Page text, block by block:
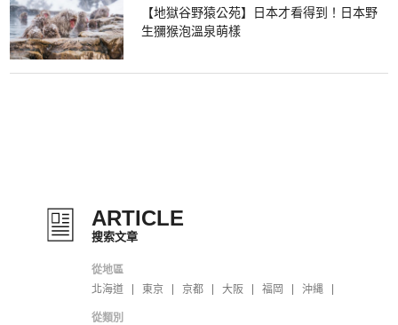
【地獄谷野猿公苑】日本才看得到！日本野
生獼猴泡溫泉萌樣
ARTICLE
搜索文章
從地區
北海道
東京 京都 大阪 福岡 沖縄
從類別